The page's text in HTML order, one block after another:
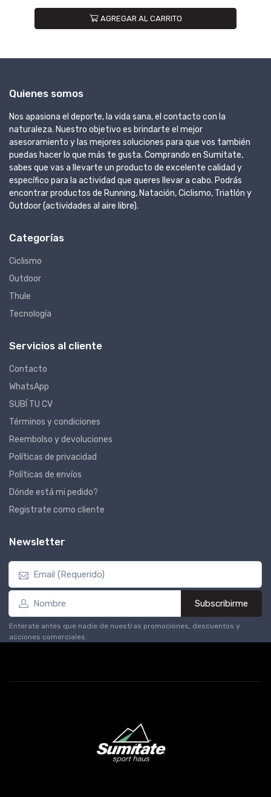
AGREGAR AL CARRITO
Quienes somos
Nos apasiona el deporte, la vida sana, el contacto con la
naturaleza. Nuestro objetivo es brindarte el mejor
asesoramiento y las mejores soluciones para que vos también
puedas hacer lo que más te gusta. Comprando en Sumitate,
sabes que vas a llevarte un producto de excelente calidad y
específico para la actividad que queres llevar a cabo. Podrás
encontrar productos de Running, Natación, Ciclismo, Triatlón y
Outdoor (actividades al aire libre).
Categorías
Ciclismo
Outdoor
Thule
Tecnología
Servicios al cliente
Contacto
WhatsApp
SUBÍ TU CV
Términos y condiciones
Reembolso y devoluciones
Políticas de privacidad
Políticas de envíos
Dónde está mi pedido?
Registrate como cliente
Newsletter
Subscribirme
Enterate antes que nadie de nuestras promociones, descuentos y
acciones comerciales.